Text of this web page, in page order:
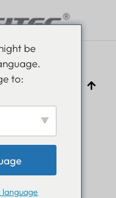
di
be
to:
language